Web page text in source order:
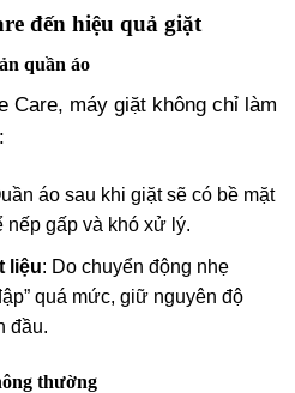
đến hiệu quả giặt
quần áo
Care, máy giặt không chỉ làm
áo sau khi giặt sẽ có bề mặt
nếp gấp và khó xử lý.
liệu: Do chuyển động nhẹ
quá mức, giữ nguyên độ
đầu.
thường